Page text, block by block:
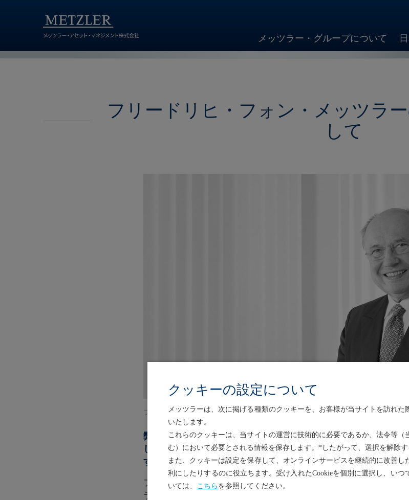
クッキーの設定について
メッツラーは、次に掲げる種類のクッキーを、お客様が当サイトを訪れた
いたします。
これらのクッキーは、当サイトの運営に技術的に必要であるか、法令等（
む）において必要とされる情報を保存します。*したがって、選択を解除す
また、クッキーは設定を保存して、オンラインサービスを継続的に改善し
利にしたりするのに役立ちます。受け入れたCookieを個別に選択し、いつ
いては、 こちら を参照してください。
メッツラー・グループについて
フリードリヒ・フォン・メッツラ
して
フリードリヒ・フォン・メッツラー
弊社グループの前当主であるフリードリヒ・フォン・メッツラ
しました。ここに生前賜りましたご厚誼に深謝いたしますとと
す。
フリードリヒ・フォン・メッツラーは、50年以上にわたり、誠
ラー銀行を主導し、その成功に大きく貢献しました。また、献